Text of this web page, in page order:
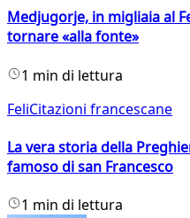
Medjugorje, in migliaia al
tornare «alla fonte»
1 min di lettura
FeliCitazioni francescane
La vera storia della
famoso di san Francesco
1 min di lettura